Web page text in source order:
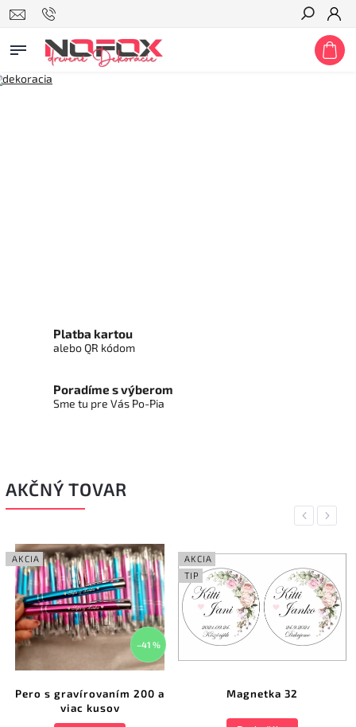
Hľadať
Platba kartou
alebo QR kódom
Poradíme s výberom
Sme tu pre Vás Po-Pia
AKČNÝ TOVAR
Previous
AKCIA
–41 %
Pero s gravírovaním 200 a
viac kusov
AKCIA
TIP
Magnetka 32
Next